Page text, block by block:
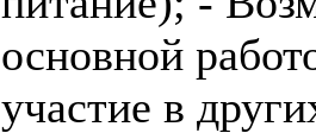
основной
участие в